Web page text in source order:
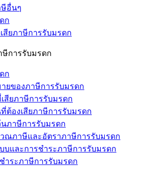
ษีอื่นๆ
ก
สียภาษีการรับมรดก
ษีการรับมรดก
ก
ยของภาษีการรับมรดก
สียภาษีการรับมรดก
ต้องเสียภาษีการรับมรดก
นภาษีการรับมรดก
ณภาษีและอัตราภาษีการรับมรดก
บและการชำระภาษีการรับมรดก
ำระภาษีการรับมรดก